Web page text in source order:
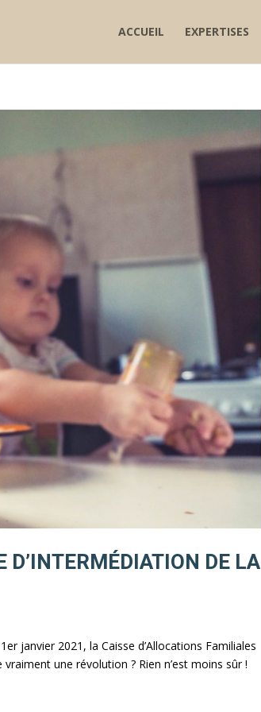
ACCUEIL EXPERTISES
DE LA
janvier 2021, la Caisse d’Allocations Familiales
une révolution ? Rien n’est moins sûr !